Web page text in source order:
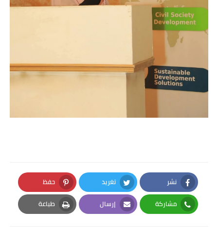
نشر
Facebook
تغريد
Twitter
حفظ
Pinterest
مشاركة
Whatsapp
إرسال
Email
طباعة
Print